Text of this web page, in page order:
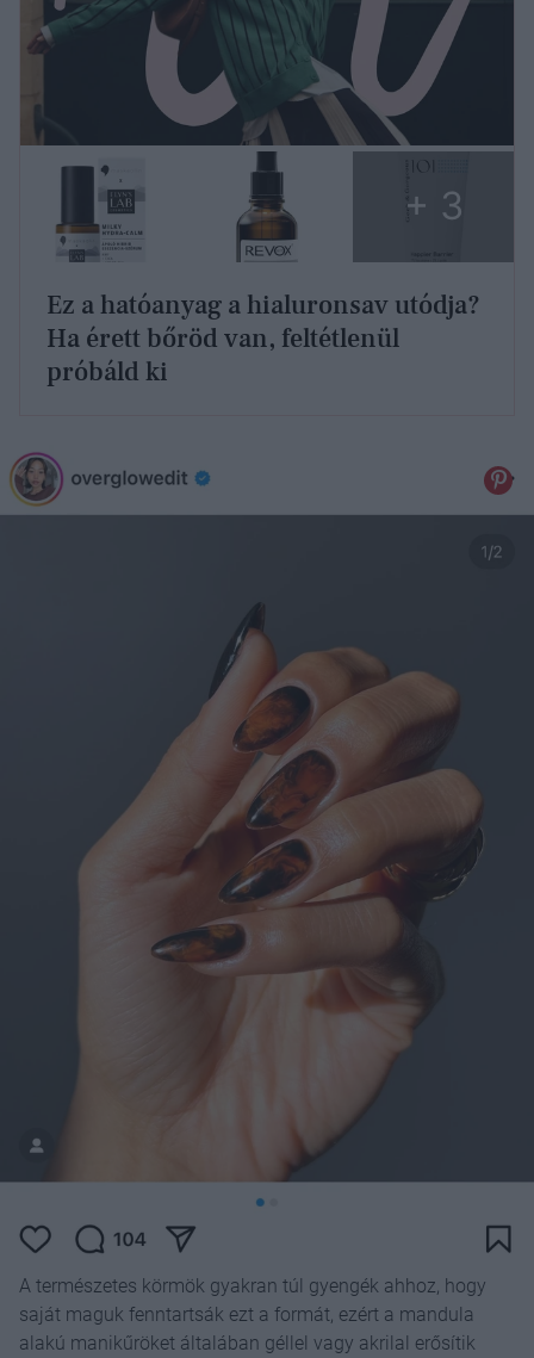
Ez a hatóanyag a hialuronsav utódja?
Ha érett bőröd van, feltétlenül
próbáld ki
+ 3
A természetes körmök gyakran túl gyengék ahhoz, hogy
saját maguk fenntartsák ezt a formát, ezért a mandula
alakú manikűröket általában géllel vagy akrilal erősítik